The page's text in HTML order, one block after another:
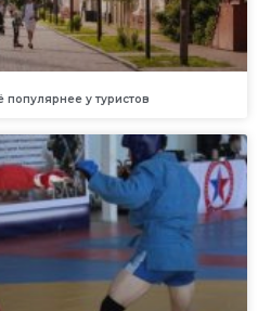
популярнее у туристов